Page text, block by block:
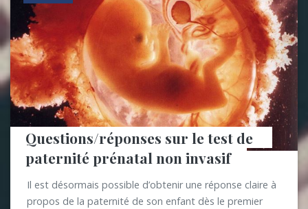
Questions/réponses sur le test de
paternité prénatal non invasif
Il est désormais possible d’obtenir une réponse claire à
propos de la paternité de son enfant dès le premier